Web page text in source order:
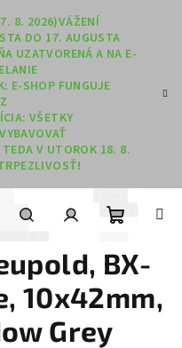
8. 2026)VÁŽENÍ
DO 17. AUGUSTA
UZATVORENÁ A NA E-
E-SHOP FUNGUJE
VŠETKY
V UTOROK 18. 8.
Hľadať
BX-
10x42mm,
Grey